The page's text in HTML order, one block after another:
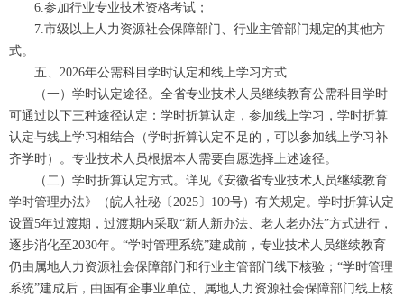
6.参加行业专业技术资格考试；
7.市级以上人力资源社会保障部门、行业主管部门规定的其他方
式。
五、2026年公需科目学时认定和线上学习方式
（一）学时认定途径。全省专业技术人员继续教育公需科目学时
可通过以下三种途径认定：学时折算认定，参加线上学习，学时折算
认定与线上学习相结合（学时折算认定不足的，可以参加线上学习补
齐学时）。专业技术人员根据本人需要自愿选择上述途径。
（二）学时折算认定方式。详见《安徽省专业技术人员继续教育
学时管理办法》（皖人社秘〔2025〕109号）有关规定。学时折算认定
设置5年过渡期，过渡期内采取“新人新办法、老人老办法”方式进行，
逐步消化至2030年。“学时管理系统”建成前，专业技术人员继续教育
仍由属地人力资源社会保障部门和行业主管部门线下核验；“学时管理
系统”建成后，由国有企事业单位、属地人力资源社会保障部门线上核